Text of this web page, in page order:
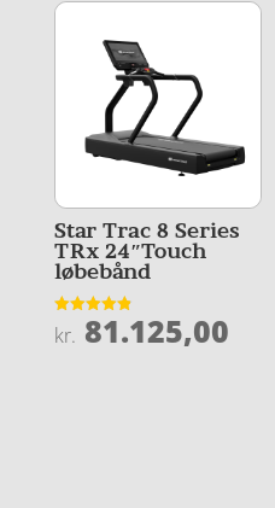
Star Trac 8 Series
TRx 24″Touch
løbebånd
Vurderet
4.9
kr. 81.125,00